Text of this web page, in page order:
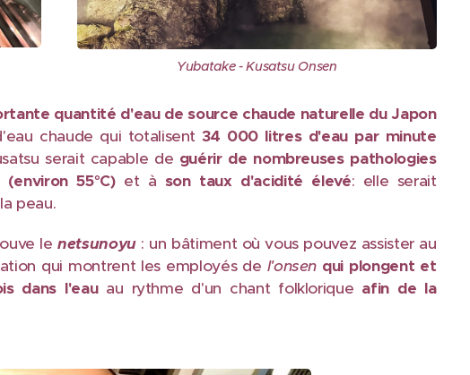
Yubatake - Kusatsu Onsen
quantité d'eau de source chaude naturelle du Japon
chaude qui totalisent34 000 litres d'eau par minute
serait capable de guérir de nombreuses pathologies
55°C) et à son taux d'acidité élevé: elle serait
peau.
le netsunoyu : un bâtiment où vous pouvez assister au
qui montrent les employés de l'onsen qui plongent et
dans l'eau au rythme d'un chant folklorique afin de la